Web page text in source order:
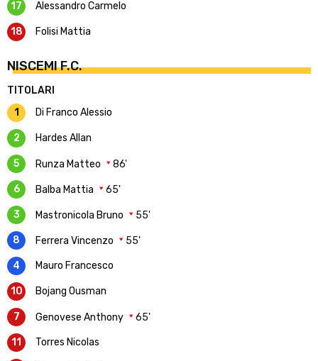
17 Alessandro Carmelo
18 Folisi Mattia
NISCEMI F.C.
TITOLARI
1
Di Franco Alessio
2 Hardes Allan
5 Runza Matteo 86'
6 Balba Mattia 65'
3 Mastronicola Bruno 55'
8 Ferrera Vincenzo 55'
4 Mauro Francesco
10 Bojang Ousman
7 Genovese Anthony 65'
11 Torres Nicolas